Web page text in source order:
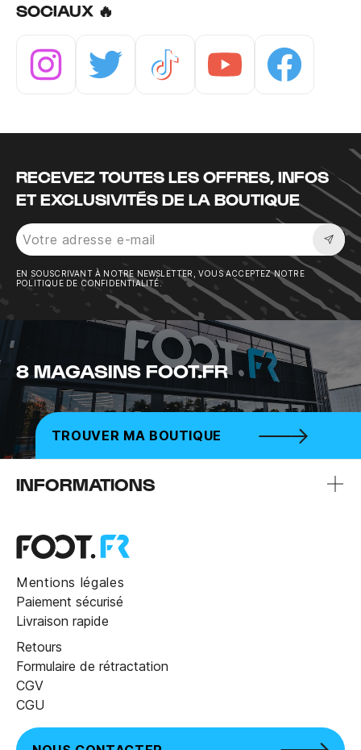
SOCIAUX 🔥
RECEVEZ TOUTES LES OFFRES, INFOS
ET EXCLUSIVITÉS DE LA BOUTIQUE
EN SOUSCRIVANT À NOTRE NEWSLETTER, VOUS ACCEPTEZ NOTRE
POLITIQUE DE CONFIDENTIALITÉ.
8 MAGASINS FOOT.FR
TROUVER MA BOUTIQUE
INFORMATIONS
Mentions légales
Paiement sécurisé
Livraison rapide
Retours
Formulaire de rétractation
CGV
CGU